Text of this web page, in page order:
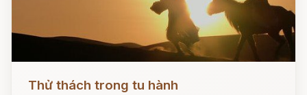
Thử thách trong tu hành